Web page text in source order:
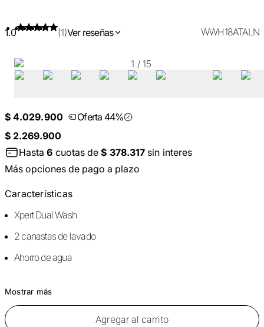
1.0 (1)Ver reseñas WWH18ATALN
1 / 15
$ 4.029.900
Oferta 44%
$ 2.269.900
Hasta6 cuotas de$ 378.317 sin interes
Más opciones de pago a plazo
Características
Xpert Dual Wash
2 canastas de lavado
Ahorro de agua
Mostrar más
Agregar al carrito